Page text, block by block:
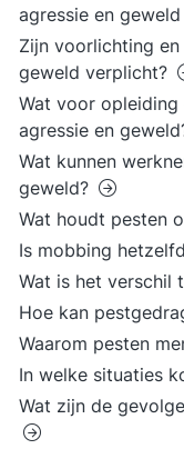
agressie en
Zijn voorlichting
geweld verplicht?
Wat voor
agressie en
Wat kunnen
geweld?
Wat houdt pesten
Is mobbing
Wat is het verschil
Hoe kan
Waarom pesten
In welke situaties
Wat zijn de